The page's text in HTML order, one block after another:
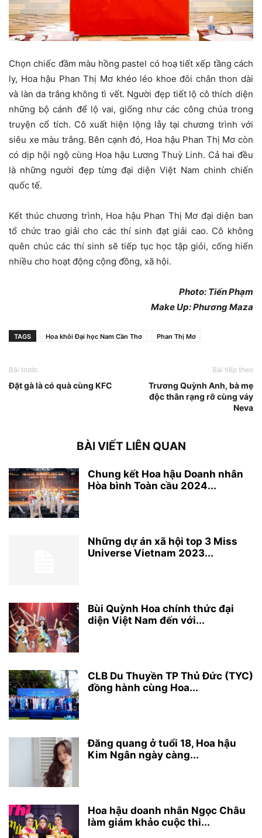
Chọn chiếc đầm màu hồng pastel có hoạ tiết xếp tầng cách
ly, Hoa hậu Phan Thị Mơ khéo léo khoe đôi chân thon dài
và làn da trắng không tì vết. Người đẹp tiết lộ cô thích diện
những bộ cánh để lộ vai, giống như các công chúa trong
truyện cổ tích. Cô xuất hiện lộng lẫy tại chương trình với
siêu xe màu trắng. Bên cạnh đó, Hoa hậu Phan Thị Mơ còn
có dịp hội ngộ cùng Hoa hậu Lương Thuỳ Linh. Cả hai đều
là những người đẹp từng đại diện Việt Nam chinh chiến
quốc tế.
Kết thúc chương trình, Hoa hậu Phan Thị Mơ đại diện ban
tổ chức trao giải cho các thí sinh đạt giải cao. Cô không
quên chúc các thí sinh sẽ tiếp tục học tập giỏi, cống hiến
nhiều cho hoạt động cộng đồng, xã hội.
Photo: Tiến Phạm
Make Up: Phương Maza
TAGS Hoa khôi Đại học Nam Cần Thơ Phan Thị Mơ
Bài trước
Đặt gà là có quà cùng KFC
Bài tiếp theo
Trương Quỳnh Anh, bà mẹ
độc thân rạng rỡ cùng váy
Neva
BÀI VIẾT LIÊN QUAN
Chung kết Hoa hậu Doanh nhân
Hòa bình Toàn cầu 2024...
Những dự án xã hội top 3 Miss
Universe Vietnam 2023...
Bùi Quỳnh Hoa chính thức đại
diện Việt Nam đến với...
CLB Du Thuyền TP Thủ Đức (TYC)
đồng hành cùng Hoa...
Đăng quang ở tuổi 18, Hoa hậu
Kim Ngân ngày càng...
Hoa hậu doanh nhân Ngọc Châu
làm giám khảo cuộc thi...